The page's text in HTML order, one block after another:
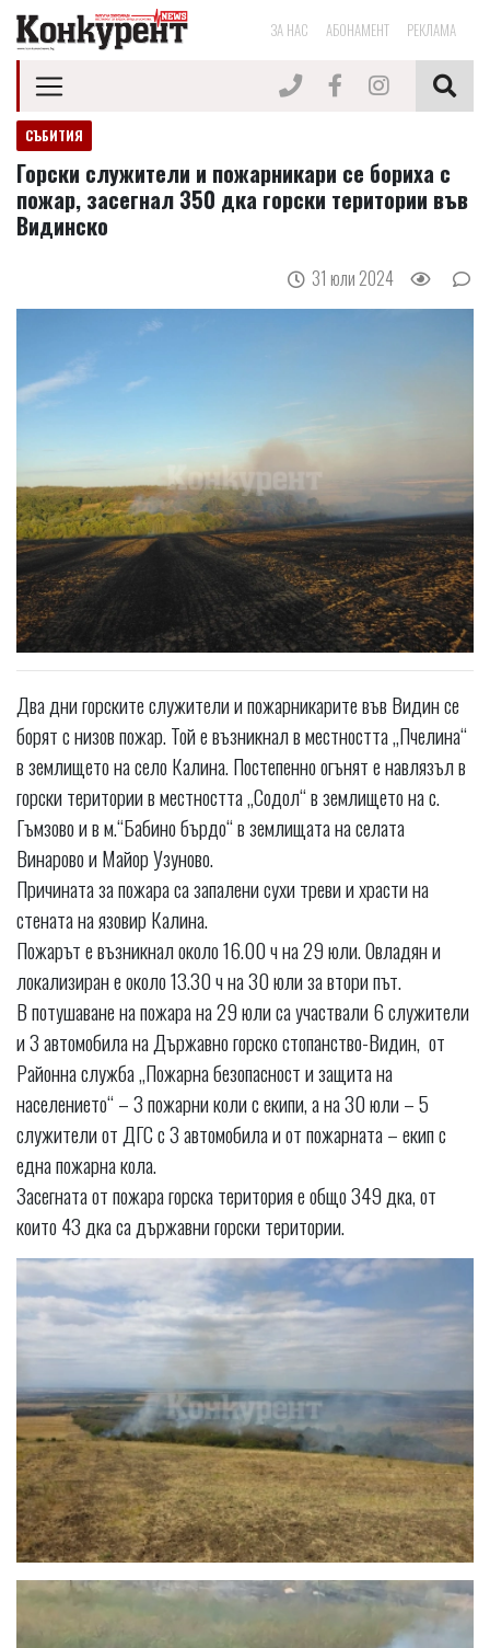
ЗА НАС АБОНАМЕНТ РЕКЛАМА
СЪБИТИЯ
Горски служители и пожарникари се бориха с
пожар, засегнал 350 дка горски територии във
Видинско
31 юли 2024
Два дни горските служители и пожарникарите във Видин се
борят с низов пожар. Той е възникнал в местността „Пчелина“
в землището на село Калина. Постепенно огънят е навлязъл в
горски територии в местността „Содол“ в землището на с.
Гъмзово и в м.“Бабино бърдо“ в землищата на селата
Винарово и Майор Узуново.
Причината за пожара са запалени сухи треви и храсти на
стената на язовир Калина.
Пожарът е възникнал около 16.00 ч на 29 юли. Овладян и
локализиран е около 13.30 ч на 30 юли за втори път.
В потушаване на пожара на 29 юли са участвали 6 служители
и 3 автомобила на Държавно горско стопанство-Видин, от
Районна служба „Пожарна безопасност и защита на
населението“ – 3 пожарни коли с екипи, а на 30 юли – 5
служители от ДГС с 3 автомобила и от пожарната – екип с
една пожарна кола.
Засегната от пожара горска територия е общо 349 дка, от
които 43 дка са държавни горски територии.